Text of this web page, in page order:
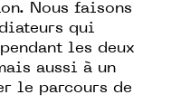
Nous faisons
qui
les deux
aussi à un
le parcours de